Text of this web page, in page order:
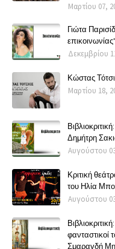
Μαρτίου 07,
Γιώτα
επικοινωνίας"
Δεκεμβρίου
Κώστας
Μαρτίου 18,
Δημήτρη
Αυγούστου
Κριτική
του Ηλία
Αυγούστου
φανταστικοί
Σμαραγδή